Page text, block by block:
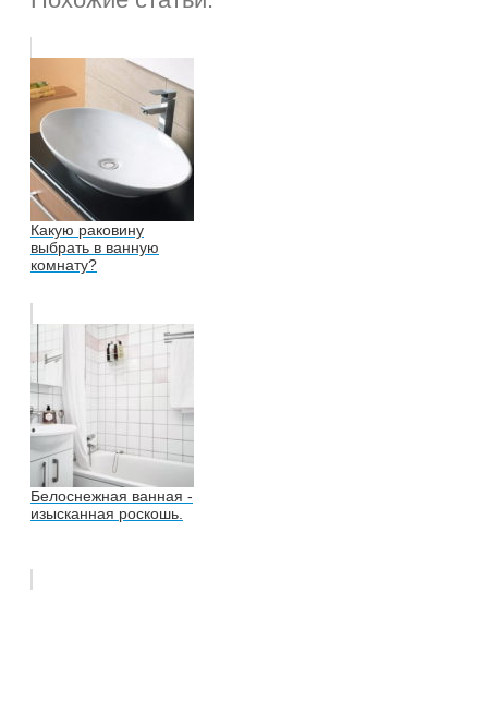
Какую раковину
выбрать в ванную
комнату?
Белоснежная ванная -
изысканная роскошь.